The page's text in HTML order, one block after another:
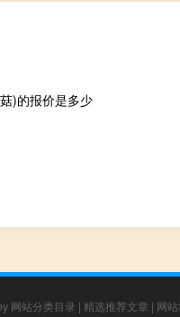
)的报价是多少
网站分类目录 | 精选推荐文章 | 网